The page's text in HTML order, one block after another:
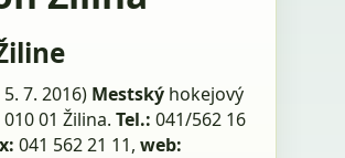
7. 2016) Mestskýhokejový
01 Žilina. Tel.: 041/562 16
041 562 21 11, web: